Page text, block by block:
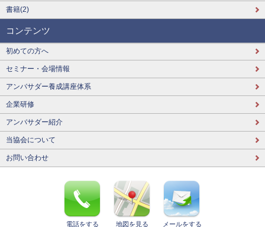
書籍(2)
コンテンツ
初めての方へ
セミナー・会場情報
アンバサダー養成講座体系
企業研修
アンバサダー紹介
当協会について
お問い合わせ
電話をする 地図を見る メールをする